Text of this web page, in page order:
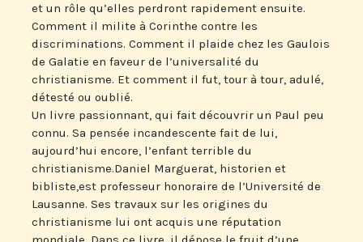
et un rôle qu’elles perdront rapidement ensuite.
Comment il milite à Corinthe contre les
discriminations. Comment il plaide chez les Gaulois
de Galatie en faveur de l’universalité du
christianisme. Et comment il fut, tour à tour, adulé,
détesté ou oublié.
Un livre passionnant, qui fait découvrir un Paul peu
connu. Sa pensée incandescente fait de lui,
aujourd’hui encore, l’enfant terrible du
christianisme.Daniel Marguerat, historien et
bibliste,est professeur honoraire de l’Université de
Lausanne. Ses travaux sur les origines du
christianisme lui ont acquis une réputation